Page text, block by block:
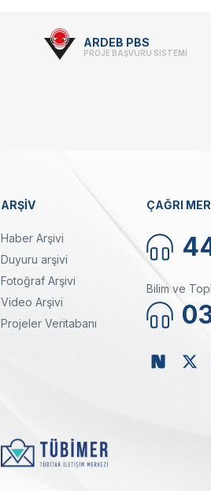
ARDEB PBS
PROJE BAŞVURU SİSTEMİ
ARŞİV
Haber Arşivi
Duyuru arşivi
Fotoğraf Arşivi
Video Arşivi
Projeler Veritabanı
ÇAĞRI
Bilim ve